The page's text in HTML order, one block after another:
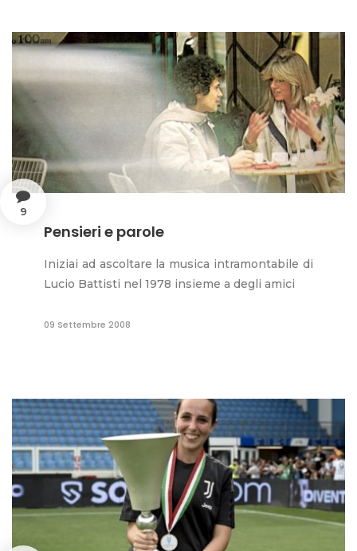
9
Pensieri e parole
Iniziai ad ascoltare la musica intramontabile di
Lucio Battisti nel 1978 insieme a degli amici
09 Settembre 2008